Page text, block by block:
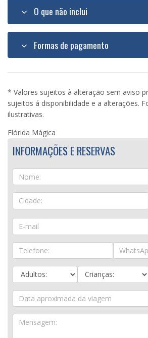
O que não inclui
Formas de pagamento
* Valores sujeitos à alteração sem aviso
sujeitos á disponibilidade e a alterações.
ilustrativas.
Flórida Mágica
INFORMAÇÕES E RESERVAS